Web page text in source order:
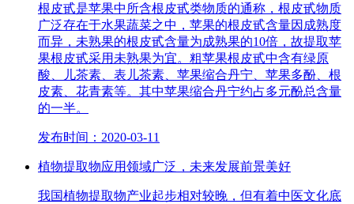
根皮甙是苹果中所含根皮甙类物质的通称，根皮甙物质
广泛存在于水果蔬菜之中，苹果的根皮甙含量因成熟度
而异，未熟果的根皮甙含量为成熟果的10倍，故提取苹
果根皮甙采用未熟果为宜。粗苹果根皮甙中含有绿原
酸、儿茶素、表儿茶素、苹果缩合丹宁、苹果多酚、根
皮素、花青素等。其中苹果缩合丹宁约占多元酚总含量
的一半。
发布时间：2020-03-11
植物提取物应用领域广泛，未来发展前景美好
我国植物提取物产业起步相对较晚，但有着中医文化底